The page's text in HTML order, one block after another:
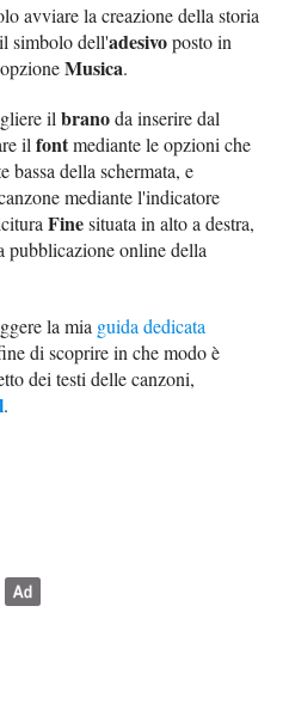
avviare la creazione della storia
simbolo dell'adesivoposto in
Musica.
ilbranoda inserire dal
ilfontmediante le opzioni che
bassa della schermata, e
mediante l'indicatore
Finesituata in alto a destra,
pubblicazione online della
la mia guida dedicata
di scoprire in che modo è
dei testi delle canzoni,
.